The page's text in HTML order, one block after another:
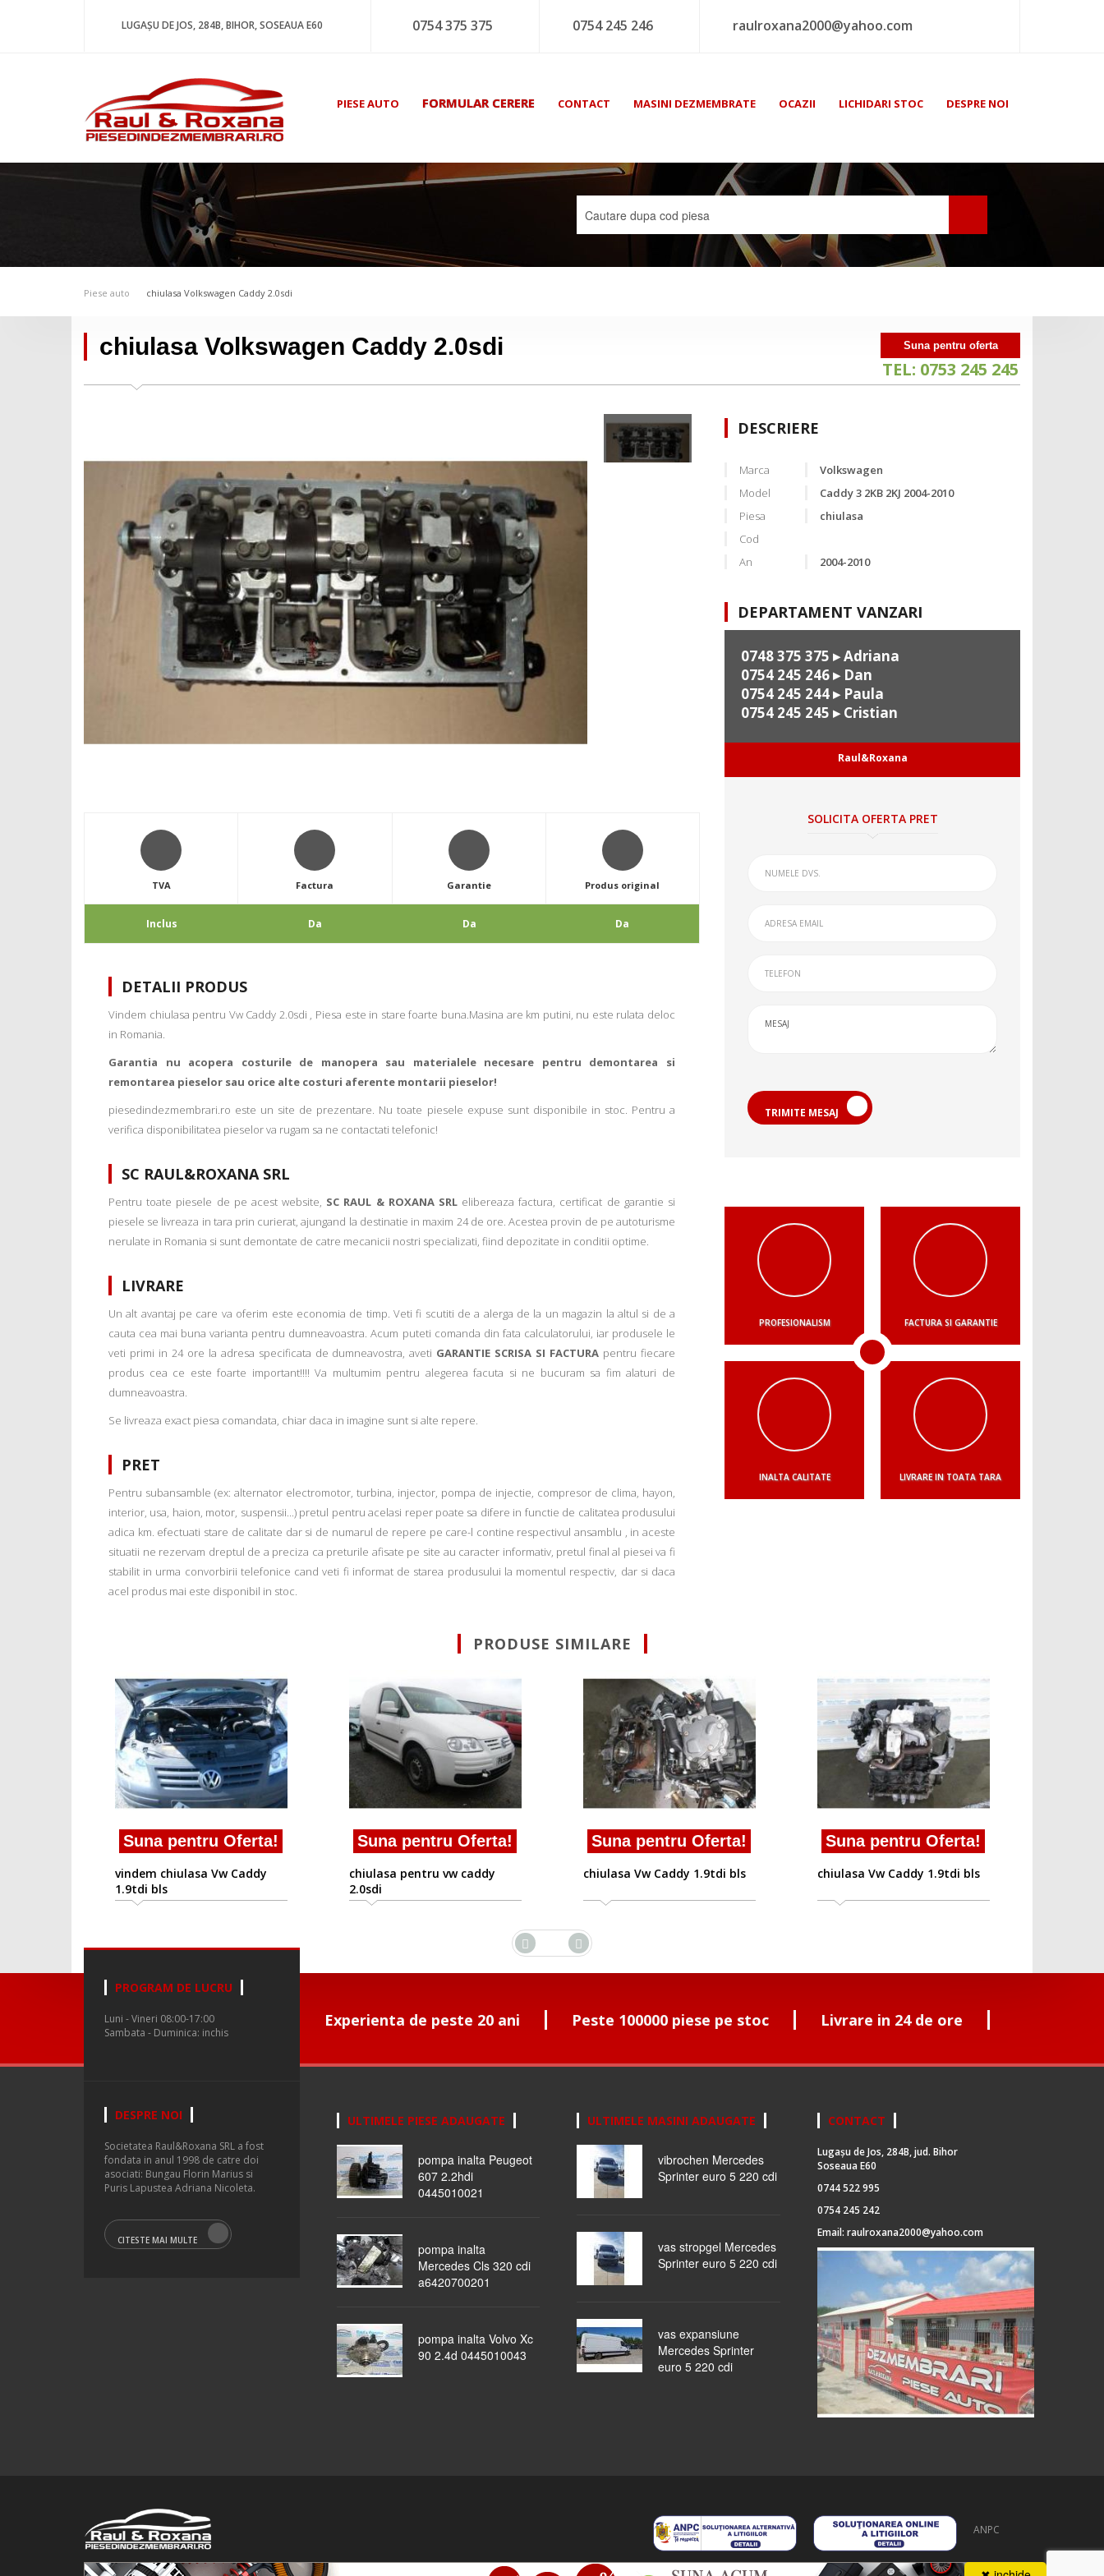
LUGAȘU DE JOS, 284B, BIHOR, SOSEAUA E60 0754 375 375 0754 245 246 raulroxana2000@yahoo.com
PIESE AUTO FORMULAR CERERE CONTACT MASINI DEZMEMBRATE OCAZII LICHIDARI STOC DESPRE NOI
Piese auto chiulasa Volkswagen Caddy 2.0sdi
chiulasa Volkswagen Caddy 2.0sdi Suna pentru oferta
TEL: 0753 245 245
TVA
Inclus
Factura
Da
Garantie
Da
Produs original
Da
DETALII PRODUS
Vindem chiulasa pentru Vw Caddy 2.0sdi , Piesa este in stare foarte buna.Masina are km putini, nu este rulata deloc
in Romania.
Garantia nu acopera costurile de manopera sau materialele necesare pentru demontarea si
remontarea pieselor sau orice alte costuri aferente montarii pieselor!
piesedindezmembrari.ro este un site de prezentare. Nu toate piesele expuse sunt disponibile in stoc. Pentru a
verifica disponibilitatea pieselor va rugam sa ne contactati telefonic!
SC RAUL&ROXANA SRL
Pentru toate piesele de pe acest website, SC RAUL & ROXANA SRLelibereaza factura, certificat de garantie si
piesele se livreaza in tara prin curierat, ajungand la destinatie in maxim 24 de ore. Acestea provin de pe autoturisme
nerulate in Romania si sunt demontate de catre mecanicii nostri specializati, fiind depozitate in conditii optime.
LIVRARE
Un alt avantaj pe care va oferim este economia de timp. Veti fi scutiti de a alerga de la un magazin la altul si de a
cauta cea mai buna varianta pentru dumneavoastra. Acum puteti comanda din fata calculatorului, iar produsele le
veti primi in 24 ore la adresa specificata de dumneavostra, aveti GARANTIE SCRISA SI FACTURA pentru fiecare
produs cea ce este foarte important!!!! Va multumim pentru alegerea facuta si ne bucuram sa fim alaturi de
dumneavoastra.
Se livreaza exact piesa comandata, chiar daca in imagine sunt si alte repere.
PRET
Pentru subansamble (ex: alternator electromotor, turbina, injector, pompa de injectie, compresor de clima, hayon,
interior, usa, haion, motor, suspensii...) pretul pentru acelasi reper poate sa difere in functie de calitatea produsului
adica km. efectuati stare de calitate dar si de numarul de repere pe care-l contine respectivul ansamblu , in aceste
situatii ne rezervam dreptul de a preciza ca preturile afisate pe site au caracter informativ, pretul final al piesei va fi
stabilit in urma convorbirii telefonice cand veti fi informat de starea produsului la momentul respectiv, dar si daca
acel produs mai este disponibil in stoc.
DESCRIERE
Marca
Volkswagen
Model
Caddy 3 2KB 2KJ 2004-2010
Piesa
chiulasa
Cod
An
2004-2010
DEPARTAMENT VANZARI
0748 375 375 ▸ Adriana
0754 245 246▸ Dan
0754 245 244▸ Paula
0754 245 245 ▸ Cristian
Raul&Roxana
SOLICITA OFERTA PRET
TRIMITE MESAJ
PROFESIONALISM FACTURA SI GARANTIE
INALTA CALITATE LIVRARE IN TOATA TARA
PRODUSE SIMILARE
Suna pentru Oferta!
vindem chiulasa Vw Caddy
1.9tdi bls
Suna pentru Oferta!
chiulasa pentru vw caddy
2.0sdi
Suna pentru Oferta!
chiulasa Vw Caddy 1.9tdi bls
Suna pentru Oferta!
chiulasa Vw Caddy 1.9tdi bls
Experienta de peste 20 ani Peste 100000 piese pe stoc Livrare in 24 de ore
PROGRAM DE LUCRU
Luni - Vineri 08:00-17:00
Sambata - Duminica: inchis
DESPRE NOI
Societatea Raul&Roxana SRL a fost
fondata in anul 1998 de catre doi
asociati: Bungau Florin Marius si
Puris Lapustea Adriana Nicoleta.
CITESTE MAI MULTE
ULTIMELE PIESE ADAUGATE
pompa inalta Peugeot
607 2.2hdi
0445010021
pompa inalta
Mercedes Cls 320 cdi
a6420700201
pompa inalta Volvo Xc
90 2.4d 0445010043
ULTIMELE MASINI ADAUGATE
vibrochen Mercedes
Sprinter euro 5 220 cdi
vas stropgel Mercedes
Sprinter euro 5 220 cdi
vas expansiune
Mercedes Sprinter
euro 5 220 cdi
CONTACT
Lugașu de Jos, 284B, jud. Bihor
Soseaua E60
0744 522 995
0754 245 242
Email: raulroxana2000@yahoo.com
ANPC
© 2016 Raul&Roxana SRL. Toate drepturile rezervate. piese auto masini dezmembrate ocazii lichidari stoc despre noi formular cerere autentificare contact